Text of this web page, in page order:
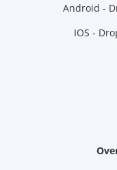
Android -
IOS -